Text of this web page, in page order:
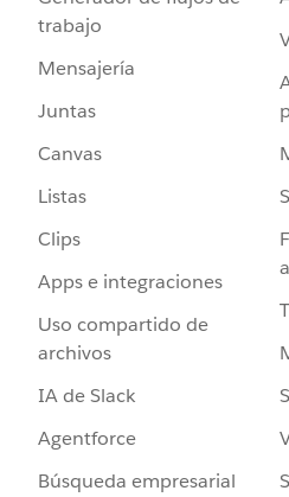
trabajo
Mensajería
Juntas
Canvas
Listas
Clips
Apps e integraciones
Uso compartido de
archivos
IA de Slack
Agentforce
Búsqueda empresarial